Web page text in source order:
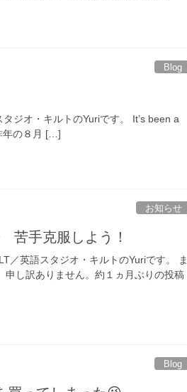
Blog
ジオ・キルトのYuriです。 It’s been a
年の８月 […]
お知らせ
苦手克服しよう！
／英語スタジオ・キルトのYuriです。 ま
し訳ありません。約１ヵ月ぶりの投稿
Blog